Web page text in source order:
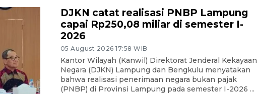
DJKN catat realisasi PNBP Lampung
capai Rp250,08 miliar di semester I-
2026
05 August 2026 17:58 WIB
Kantor Wilayah (Kanwil) Direktorat Jenderal Kekayaan
Negara (DJKN) Lampung dan Bengkulu menyatakan
bahwa realisasi penerimaan negara bukan pajak
(PNBP) di Provinsi Lampung pada semester I-2026 ...